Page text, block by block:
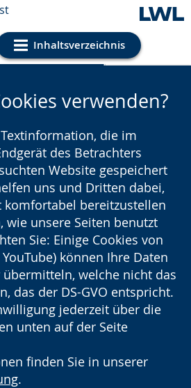
Inhaltsverzeichnis
Einstellungen
verwenden?
die im
des Betrachters
Website gespeichert
uns und Dritten dabei,
bereitzustellen
wie unsere Seiten benutzt
Sie: Einige Cookies von
können Ihre Daten
welche nicht das
das der DS-GVO entspricht.
jederzeit über die
unten auf der Seite
finden Sie in unserer
.